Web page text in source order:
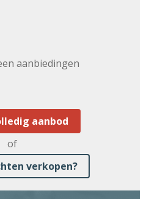
aanbiedingen
aanbod
of
verkopen?